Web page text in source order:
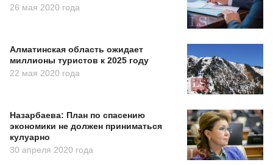
26 мая 2020 года
Алматинская область ожидает
миллионы туристов к 2025 году
22 мая 2020 года
Назарбаева: План по спасению
экономики не должен приниматься
кулуарно
30 апреля 2020 года